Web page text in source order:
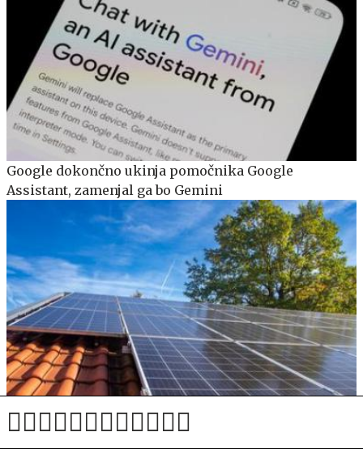
Google dokončno ukinja pomočnika Google
Assistant, zamenjal ga bo Gemini
Zagorela sončna elektrarna, škoda je ogromna